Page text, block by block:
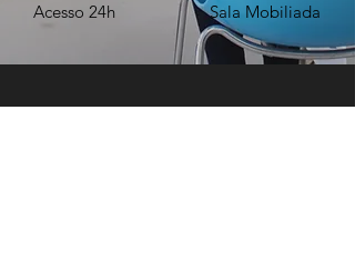
Acesso 24h Sala Mobiliada